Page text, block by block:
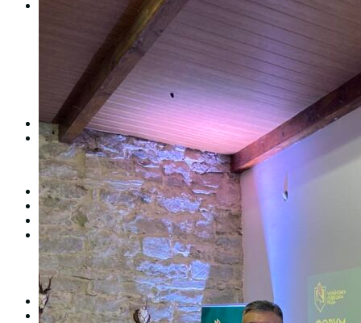
Денна форма навчання
Заочна форма навчання
Студентська рада
Документація. Карантин
Документація. Воєнний стан
Центр кар’єри та працевлаштування
Центр дуальної освіти
Неформальна та інформальна освіта
Вступникам
Міжнародне співробітництво
Міжнародне співробітництво для викладачів
Міжнародне співробітництво для студентів
Угоди та договори
Вісник
Контакти
Публічність
Кваліфікаційний центр МФК
Нормативно-правова база
Форма заяви здобувача
Перелік професій
Професійні стандарти
Майстри сервісних центрів
Про формальну, неформальну та інформальну освіту